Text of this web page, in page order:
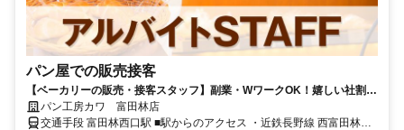
パン屋での販売接客
【ベーカリーの販売・接客スタッフ】副業・WワークOK！嬉しい社割制
度あり⭐お客様に笑顔を届けるパン屋さんで一緒に働いてみませんか✨
パン工房カワ 富田林店
交通手段 富田林西口駅 ■駅からのアクセス ・近鉄長野線 西富田林駅